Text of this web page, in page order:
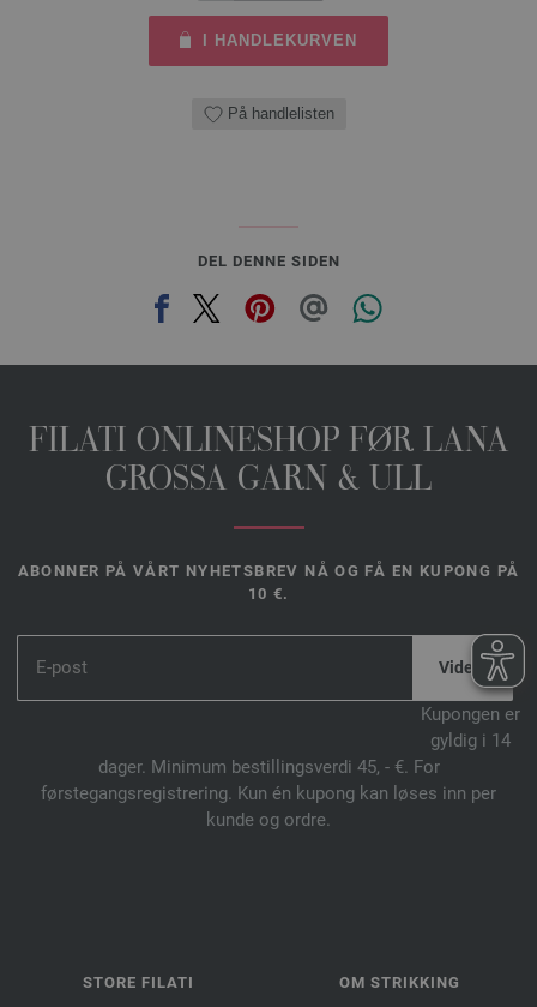
I HANDLEKURVEN
På handlelisten
DEL DENNE SIDEN
FILATI ONLINESHOP FØR LANA
GROSSA GARN & ULL
ABONNER PÅ VÅRT NYHETSBREV NÅ OG FÅ EN KUPONG PÅ
10 €.
Kupongen er
gyldig i 14
dager. Minimum bestillingsverdi 45, - €. For
førstegangsregistrering. Kun én kupong kan løses inn per
kunde og ordre.
STORE FILATI OM STRIKKING